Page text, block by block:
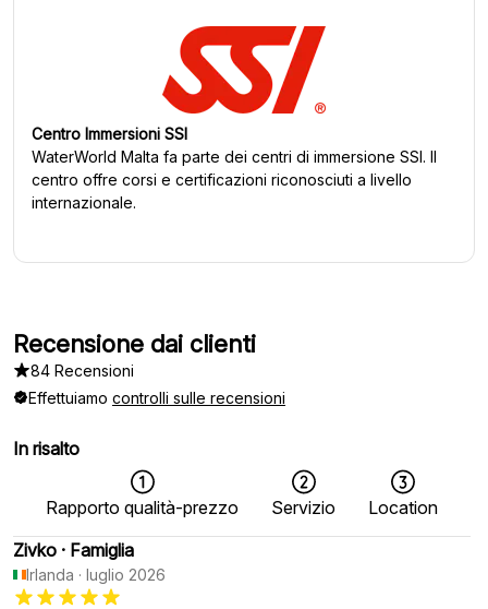
Centro Immersioni SSI
WaterWorld Malta fa parte dei centri di immersione SSI. Il
centro offre corsi e certificazioni riconosciuti a livello
internazionale.
Recensione dai clienti
84 Recensioni
Effettuiamo controlli sulle recensioni
In risalto
Rapporto qualità-prezzo Servizio
Location
Zivko · Famiglia
Irlanda · luglio 2026